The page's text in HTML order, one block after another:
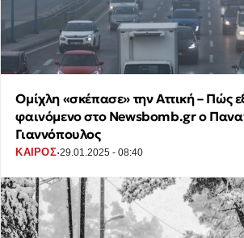
Ομίχλη «σκέπασε» την Αττική – Πώς
φαινόμενο στο Newsbomb.gr ο
Γιαννόπουλος
ΚΑΙΡΟΣ·29.01.2025 - 08:40